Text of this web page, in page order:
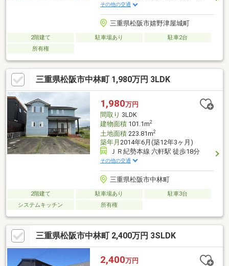
その他の交通
三重県松阪市嬉野津屋城町
2階建て 駐車場あり
駐車2台
所有権
三重県松阪市中林町 1,980万円 3LDK
1,980万円
間取り 3LDK
建物面積101.1m2
土地面積223.81m2
築年月 2014年6月(築12年3ヶ月)
ＪＲ紀勢本線 六軒駅 徒歩18分
その他の交通
三重県松阪市中林町
2階建て 駐車場あり
駐車3台
システムキッチン
所有権
三重県松阪市中林町 2,400万円 3SLDK
2,400万円